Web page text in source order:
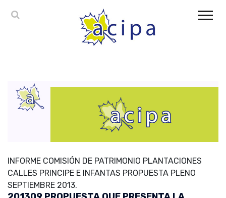
INFORME COMISIÓN DE PATRIMONIO PLANTACIONES
CALLES PRINCIPE E INFANTAS PROPUESTA PLENO
SEPTIEMBRE 2013.